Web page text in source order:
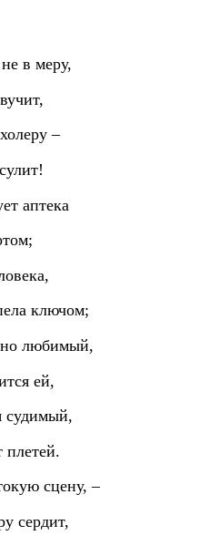
в меру,
–
аптека
ключом;
любимый,
ей,
судимый,
плетей.
сцену, –
сердит,